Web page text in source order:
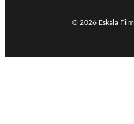
© 2026 Eskala